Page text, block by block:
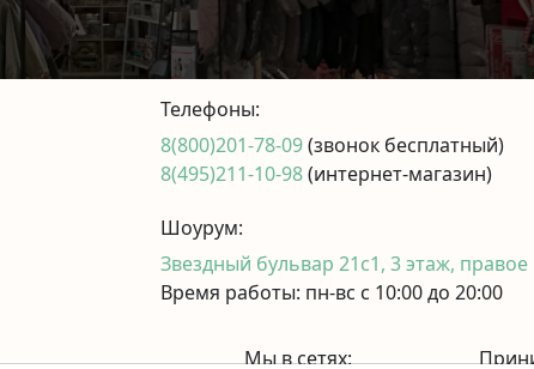
Телефоны:
8(800)201-78-09(звонок бесплатный)
8(495)211-10-98(интернет-магазин)
Шоурум:
Звездный бульвар 21с1, 3 этаж,
Время работы: пн-вс с 10:00 до 20:00
Мы в сетях: